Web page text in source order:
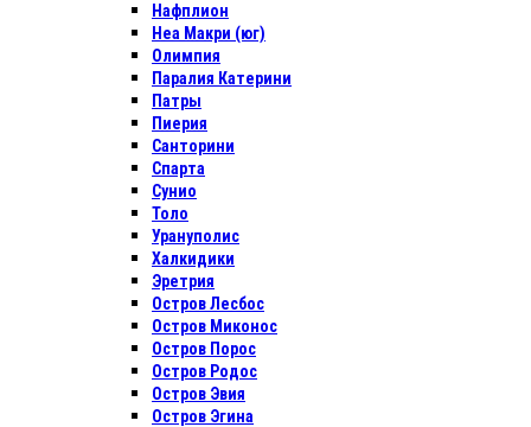
Нафплион
Неа Макри (юг)
Олимпия
Паралия Катерини
Патры
Пиерия
Санторини
Спарта
Сунио
Толо
Урануполис
Халкидики
Эретрия
Остров Лесбос
Остров Миконос
Остров Порос
Остров Родос
Остров Эвия
Остров Эгина